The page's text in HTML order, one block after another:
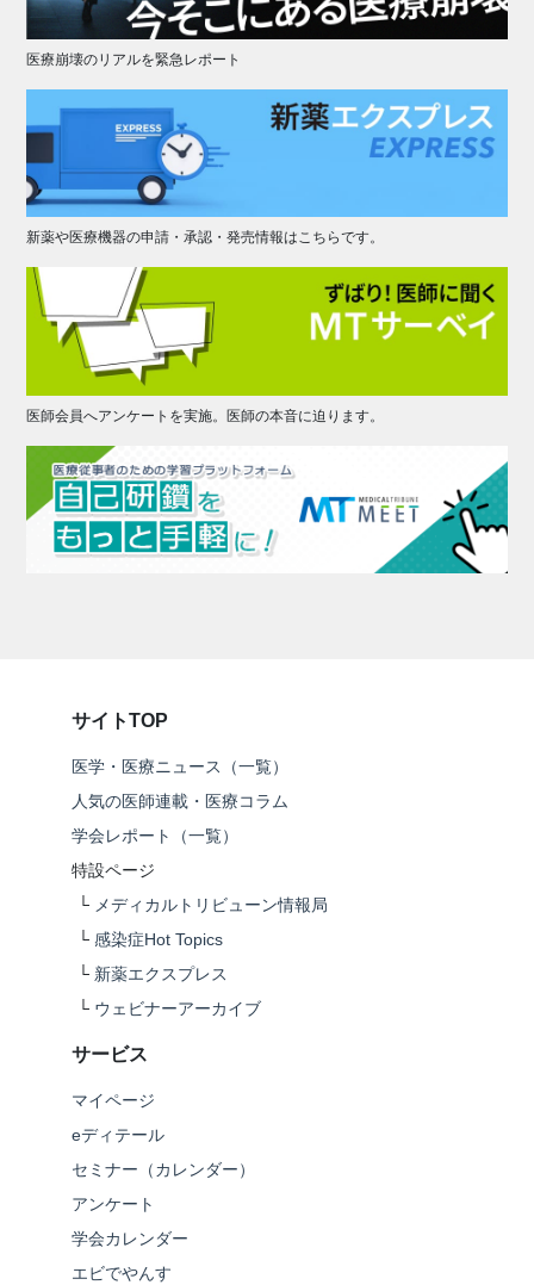
医療崩壊のリアルを緊急レポート
新薬や医療機器の申請・承認・発売情報はこちらです。
医師会員へアンケートを実施。医師の本音に迫ります。
サイトTOP
医学・医療ニュース（一覧）
人気の医師連載・医療コラム
学会レポート（一覧）
特設ページ
└ メディカルトリビューン情報局
└ 感染症Hot Topics
└ 新薬エクスプレス
└ ウェビナーアーカイブ
サービス
マイページ
eディテール
セミナー（カレンダー）
アンケート
学会カレンダー
エビでやんす